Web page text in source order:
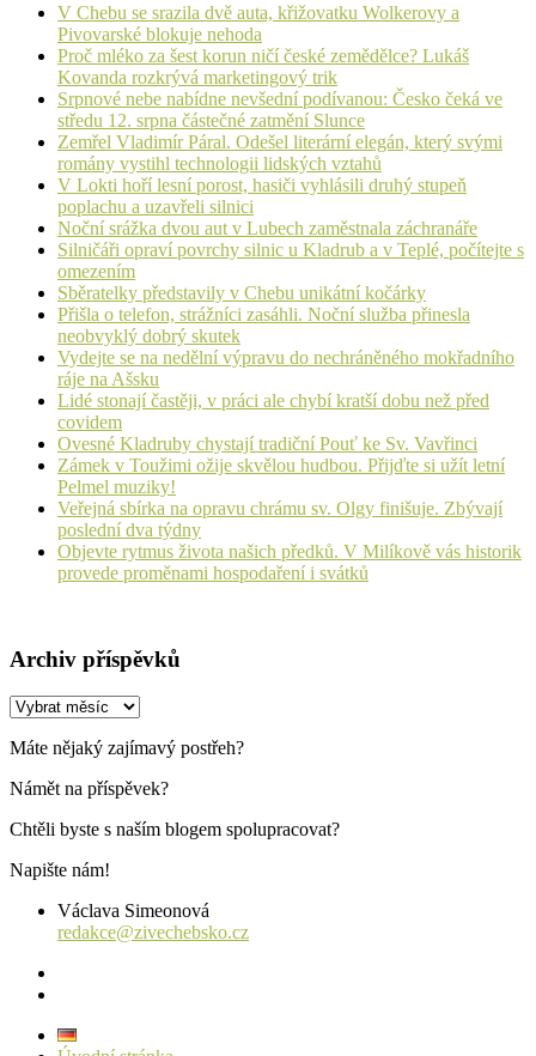
V Chebu se srazila dvě auta, křižovatku Wolkerovy a
Pivovarské blokuje nehoda
Proč mléko za šest korun ničí české zemědělce? Lukáš
Kovanda rozkrývá marketingový trik
Srpnové nebe nabídne nevšední podívanou: Česko čeká ve
středu 12. srpna částečné zatmění Slunce
Zemřel Vladimír Páral. Odešel literární elegán, který svými
romány vystihl technologii lidských vztahů
V Lokti hoří lesní porost, hasiči vyhlásili druhý stupeň
poplachu a uzavřeli silnici
Noční srážka dvou aut v Lubech zaměstnala záchranáře
Silničáři opraví povrchy silnic u Kladrub a v Teplé, počítejte s
omezením
Sběratelky představily v Chebu unikátní kočárky
Přišla o telefon, strážníci zasáhli. Noční služba přinesla
neobvyklý dobrý skutek
Vydejte se na nedělní výpravu do nechráněného mokřadního
ráje na Ašsku
Lidé stonají častěji, v práci ale chybí kratší dobu než před
covidem
Ovesné Kladruby chystají tradiční Pouť ke Sv. Vavřinci
Zámek v Toužimi ožije skvělou hudbou. Přijďte si užít letní
Pelmel muziky!
Veřejná sbírka na opravu chrámu sv. Olgy finišuje. Zbývají
poslední dva týdny
Objevte rytmus života našich předků. V Milíkově vás historik
provede proměnami hospodaření i svátků
Archiv příspěvků
Archiv
Máte nějaký zajímavý postřeh?
Námět na příspěvek?
Chtěli byste s naším blogem spolupracovat?
Napište nám!
Václava Simeonová
redakce@zivechebsko.cz